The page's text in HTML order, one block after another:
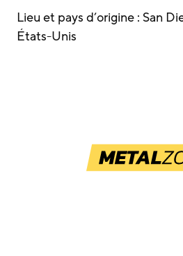
Lieu et pays d’origine : San
États-Unis